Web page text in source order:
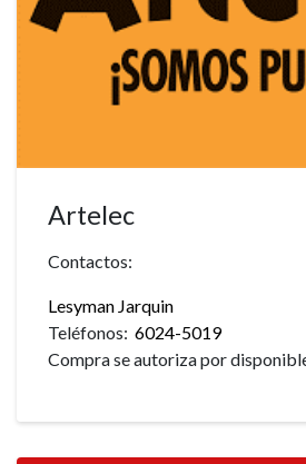
Artelec
Contactos:
Lesyman Jarquin
Teléfonos: 6024-5019
Compra se autoriza por